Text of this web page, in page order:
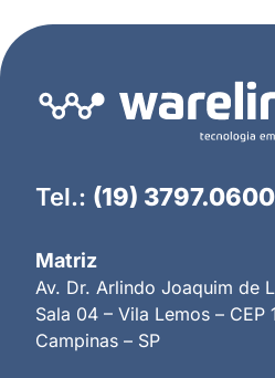
Tel.: (19) 3797.0600
Matriz
Av. Dr. Arlindo Joaquim de
Sala 04 – Vila Lemos – CEP
Campinas – SP